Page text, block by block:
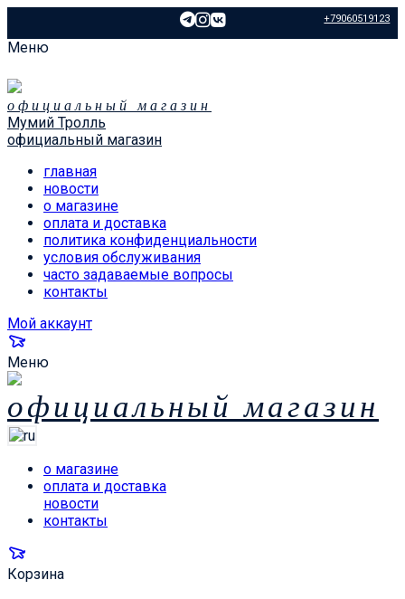
+79060519123
Меню
официальный магазин
Мумий Тролль
официальный магазин
главная
новости
о магазине
оплата и доставка
политика конфиденциальности
условия обслуживания
часто задаваемые вопросы
контакты
Мой аккаунт
Меню
официальный магазин
о магазине
оплата и доставка
новости
контакты
Корзина